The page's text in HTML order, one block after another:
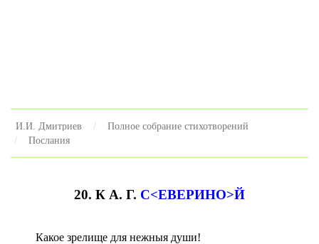
И.И. Дмитриев
Полное собрание стихотворений
Послания
20. К А. Г. С<ЕВЕРИНО>Й
Какое зрелище для нежныя души!